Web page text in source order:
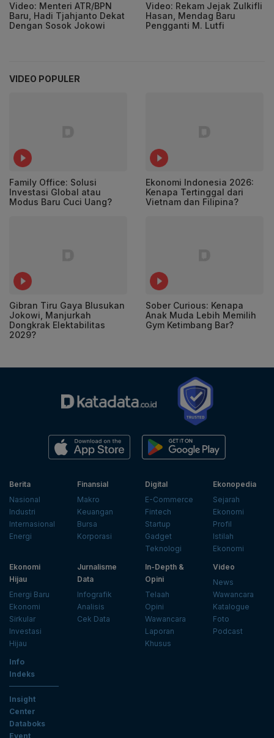
Video: Menteri ATR/BPN
Baru, Hadi Tjahjanto Dekat
Dengan Sosok Jokowi
Video: Rekam Jejak Zulkifli
Hasan, Mendag Baru
Pengganti M. Lutfi
VIDEO POPULER
Family Office: Solusi
Investasi Global atau
Modus Baru Cuci Uang?
Ekonomi Indonesia 2026:
Kenapa Tertinggal dari
Vietnam dan Filipina?
Gibran Tiru Gaya Blusukan
Jokowi, Manjurkah
Dongkrak Elektabilitas
2029?
Sober Curious: Kenapa
Anak Muda Lebih Memilih
Gym Ketimbang Bar?
Berita
Nasional
Industri
Internasional
Energi
Finansial
Makro
Keuangan
Bursa
Korporasi
Digital
E-Commerce
Fintech
Startup
Gadget
Teknologi
Ekonopedia
Sejarah
Ekonomi
Profil
Istilah
Ekonomi
Ekonomi
Hijau
Energi Baru
Ekonomi
Sirkular
Investasi
Hijau
Jurnalisme
Data
Infografik
Analisis
Cek Data
In-Depth &
Opini
Telaah
Opini
Wawancara
Laporan
Khusus
Video
News
Wawancara
Katalogue
Foto
Podcast
Info
Indeks
Insight
Center
Databoks
Event